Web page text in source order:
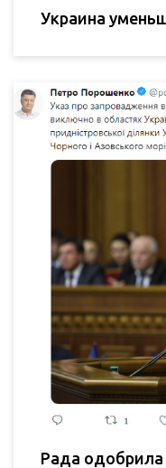
Украина
Рада одобрила